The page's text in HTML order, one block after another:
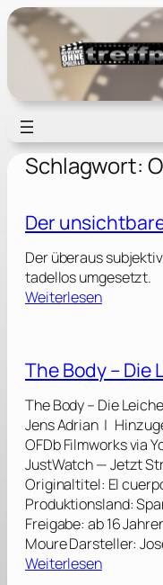
Zum
Inhalt
springen
Schlagwort:
Der
Der überaus
tadellos umgesetzt.
Weiterlesen:
u
n
s
c
t
b
a
r
e
The Body – Die
The Body – Die
Jens Adrian |
OFDb Filmworks via
JustWatch — Jetzt
Originaltitel: El
Produktionsland:
Freigabe: ab 16
Moure Darsteller:
Weiterlesen: